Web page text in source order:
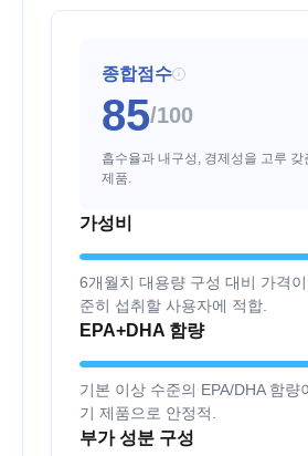
종합점수 i
85/100
흡수율과 내구성, 경제성을 고루 갖
제품.
가성비
6개월치 대용량 구성 대비 가격
준히 섭취할 사용자에 적합.
EPA+DHA 함량
기본 이상 수준의 EPA/DHA 함량
기 제품으로 안정적.
부가 성분 구성